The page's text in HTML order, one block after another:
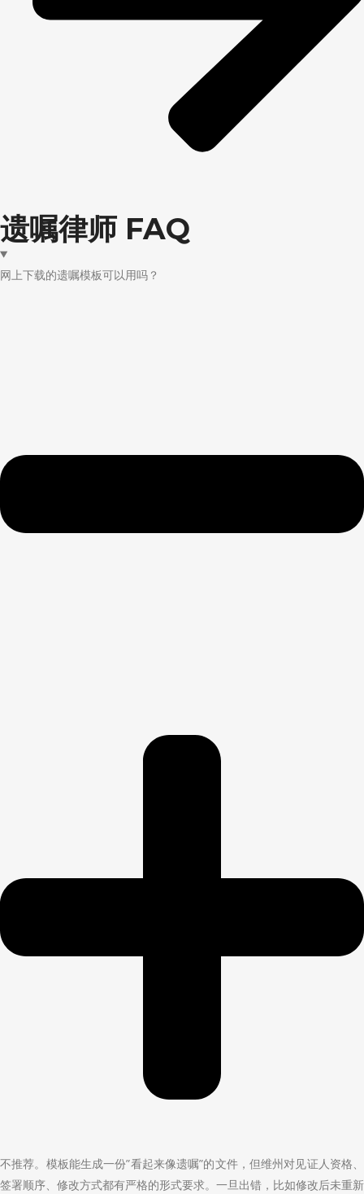
遗嘱律师 FAQ
网上下载的遗嘱模板可以用吗？
不推荐。模板能生成一份”看起来像遗嘱”的文件，但维州对见证人资格、
签署顺序、修改方式都有严格的形式要求。一旦出错，比如修改后未重新